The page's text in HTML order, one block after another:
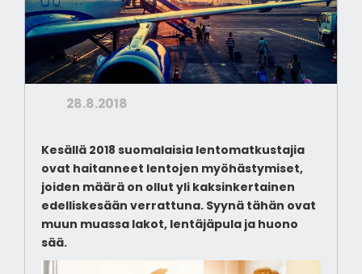
28.8.2018
Kesällä 2018 suomalaisia lentomatkustajia
ovat haitanneet lentojen myöhästymiset,
joiden määrä on ollut yli kaksinkertainen
edelliskesään verrattuna. Syynä tähän ovat
muun muassa lakot, lentäjäpula ja huono
sää.